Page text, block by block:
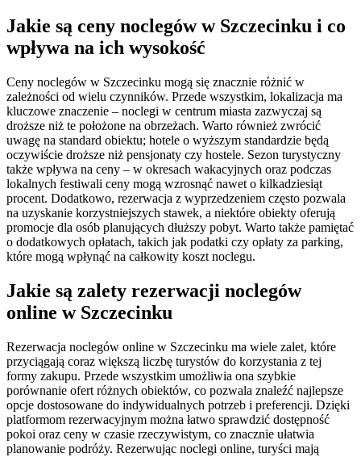
Jakie są ceny noclegów w Szczecinku i co
wpływa na ich wysokość
Ceny noclegów w Szczecinku mogą się znacznie różnić w
zależności od wielu czynników. Przede wszystkim, lokalizacja ma
kluczowe znaczenie – noclegi w centrum miasta zazwyczaj są
droższe niż te położone na obrzeżach. Warto również zwrócić
uwagę na standard obiektu; hotele o wyższym standardzie będą
oczywiście droższe niż pensjonaty czy hostele. Sezon turystyczny
także wpływa na ceny – w okresach wakacyjnych oraz podczas
lokalnych festiwali ceny mogą wzrosnąć nawet o kilkadziesiąt
procent. Dodatkowo, rezerwacja z wyprzedzeniem często pozwala
na uzyskanie korzystniejszych stawek, a niektóre obiekty oferują
promocje dla osób planujących dłuższy pobyt. Warto także pamiętać
o dodatkowych opłatach, takich jak podatki czy opłaty za parking,
które mogą wpłynąć na całkowity koszt noclegu.
Jakie są zalety rezerwacji noclegów
online w Szczecinku
Rezerwacja noclegów online w Szczecinku ma wiele zalet, które
przyciągają coraz większą liczbę turystów do korzystania z tej
formy zakupu. Przede wszystkim umożliwia ona szybkie
porównanie ofert różnych obiektów, co pozwala znaleźć najlepsze
opcje dostosowane do indywidualnych potrzeb i preferencji. Dzięki
platformom rezerwacyjnym można łatwo sprawdzić dostępność
pokoi oraz ceny w czasie rzeczywistym, co znacznie ułatwia
planowanie podróży. Rezerwując noclegi online, turyści mają